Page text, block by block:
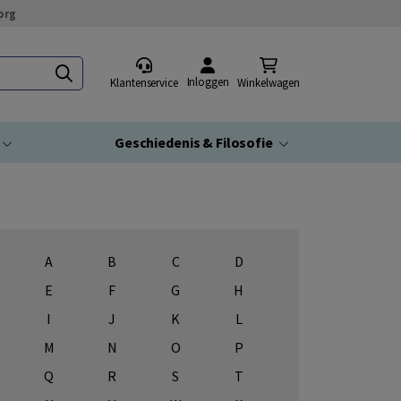
Klantenservice Inloggen Winkelwagen
Geschiedenis & Filosofie
A B C
D
E
F G
H
I
J K
L
M
N O
P
Q
R S
T